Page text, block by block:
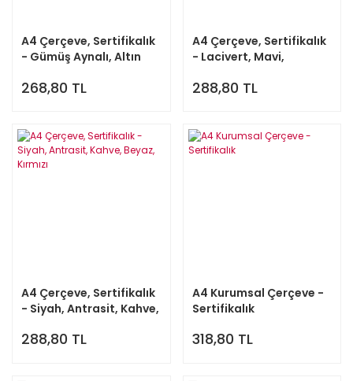
A4 Çerçeve, Sertifikalık
- Gümüş Aynalı, Altın
268,80 TL
A4 Çerçeve, Sertifikalık
- Lacivert, Mavi,
288,80 TL
A4 Çerçeve, Sertifikalık
- Siyah, Antrasit, Kahve,
288,80 TL
A4 Kurumsal Çerçeve -
Sertifikalık
318,80 TL